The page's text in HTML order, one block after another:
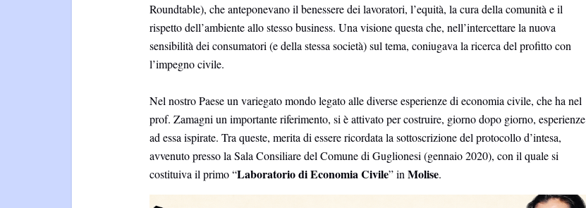
Roundtable), che anteponevano il benessere dei lavoratori, l’equità, la cura della comunità e il
rispetto dell’ambiente allo stesso business. Una visione questa che, nell’intercettare la nuova
sensibilità dei consumatori (e della stessa società) sul tema, coniugava la ricerca del profitto con
l’impegno civile.
Nel nostro Paese un variegato mondo legato alle diverse esperienze di economia civile, che ha nel
prof. Zamagni un importante riferimento, si è attivato per costruire, giorno dopo giorno, esperienze
ad essa ispirate. Tra queste, merita di essere ricordata la sottoscrizione del protocollo d’intesa,
avvenuto presso la Sala Consiliare del Comune di Guglionesi (gennaio 2020), con il quale si
costituiva il primo “Laboratorio diEconomia Civile” in Molise.